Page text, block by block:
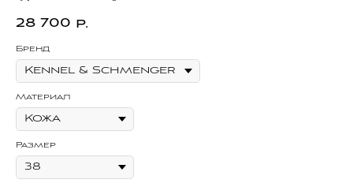
28 700 р.
Бренд
Материал
Размер